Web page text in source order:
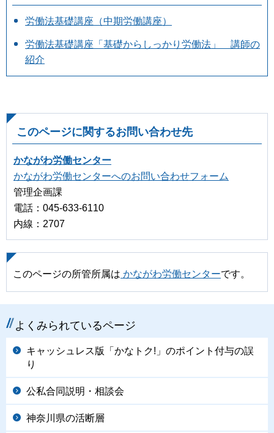
労働法基礎講座（中期労働講座）
労働法基礎講座「基礎からしっかり労働法」 講師の
紹介
このページに関するお問い合わせ先
かながわ労働センター
かながわ労働センターへのお問い合わせフォーム
管理企画課
電話：045-633-6110
内線：2707
このページの所管所属は かながわ労働センターです。
よくみられているページ
キャッシュレス版「かなトク!」のポイント付与の誤
り
公私合同説明・相談会
神奈川県の活断層